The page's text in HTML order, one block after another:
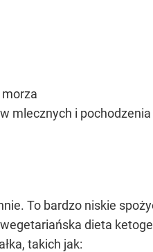
mlecznych i
To bardzo niskie
dieta
takich jak: